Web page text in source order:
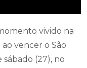
vivido na
vencer o São
sábado (27), no